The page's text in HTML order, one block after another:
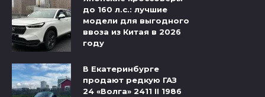
до 160 л.с.: лучшие
модели для выгодного
ввоза из Китая в 2026
году
В Екатеринбурге
продают редкую ГАЗ
24 «Волга» 2411 II 1986